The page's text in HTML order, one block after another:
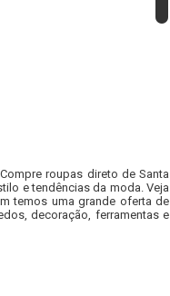
roupas direto de Santa
e tendências da moda. Veja
temos uma grande oferta de
decoração, ferramentas e